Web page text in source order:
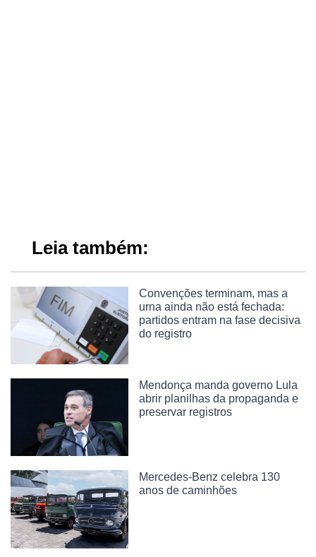
Leia também:
Convenções terminam, mas a
urna ainda não está fechada:
partidos entram na fase decisiva
do registro
Mendonça manda governo Lula
abrir planilhas da propaganda e
preservar registros
Mercedes-Benz celebra 130
anos de caminhões